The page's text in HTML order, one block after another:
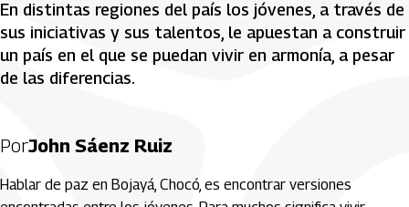
En distintas regiones del país los jóvenes, a través de
sus iniciativas y sus talentos, le apuestan a construir
un país en el que se puedan vivir en armonía, a pesar
de las diferencias.
PorJohn Sáenz Ruiz
Hablar de paz en Bojayá, Chocó, es encontrar versiones